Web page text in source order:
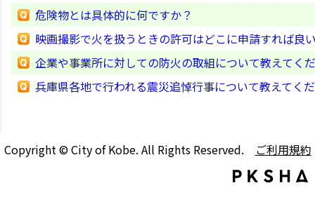
危険物とは具体的に何ですか？
映画撮影で火を扱うときの許可はどこに申請すれば良
企業や事業所に対しての防火の取組について教えてく
兵庫県各地で行われる震災追悼行事について教えてく
Copyright © City of Kobe. All Rights Reserved. ご利用規約